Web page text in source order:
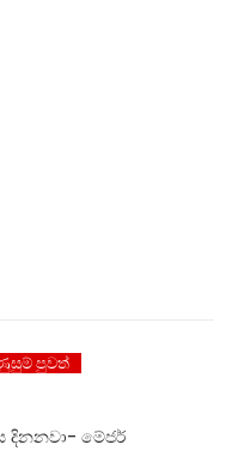
පුවත්
දිනනවා- මේජර්